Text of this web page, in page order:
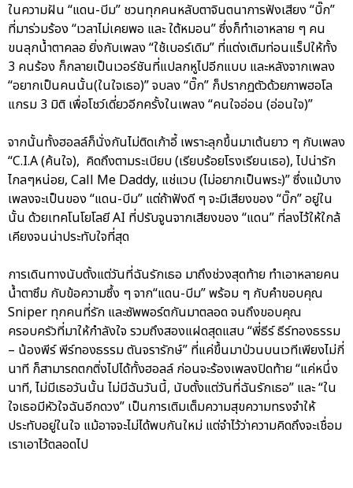
ในความฝัน “แดน-บีม” ชวนทุกคนหลับตาจินตนาการฟังเสียง “บิ๊ก”
ที่มาร่วมร้อง “เวลาไม่เคยพอ และ ใต้หมอน” ซึ่งก็ทำเอาหลาย ๆ คน
ขนลุกน้ำตาคลอ ยิ่งกับเพลง “ใช้เบอร์เดิม” ที่แต่งเติมท่อนแร็ปให้ทั้ง
3 คนร้อง ก็กลายเป็นเวอร์ชันที่แปลกหูไปอีกแบบ และหลังจากเพลง
“อยากเป็นคนนั้น(ในใจเธอ)” จบลง “บิ๊ก” ก็ปรากฏตัวด้วยภาพฮอโล
แกรม 3 มิติ เพื่อโชว์เดี่ยวอีกครั้งในเพลง “คนใจอ่อน (อ่อนใจ)”
จากนั้นทั้งฮอลล์ก็นั่งกันไม่ติดเก้าอี้ เพราะลุกขึ้นมาเต้นยาว ๆ กับเพลง
“C.I.A (ค้นใจ), คิดถึงตามระเบียบ (เรียบร้อยโรงเรียนเธอ), ไปน่ารัก
ไกลๆหน่อย, Call Me Daddy, แช่แวบ (ไม่อยากเป็นพระ)” ซึ่งแม้บาง
เพลงจะเป็นของ “แดน-บีม” แต่ถ้าฟังดี ๆ จะมีเสียงของ “บิ๊ก” อยู่ใน
นั้น ด้วยเทคโนโยโลยี AI ที่ปรับจูนจากเสียงของ “แดน” ที่ลงไว้ให้ใกล้
เคียงจนน่าประทับใจที่สุด
การเดินทางนับตั้งแต่วันที่ฉันรักเธอ มาถึงช่วงสุดท้าย ทำเอาหลายคน
น้ำตาซึม กับข้อความซึ้ง ๆ จาก“แดน-บีม” พร้อม ๆ กับคำขอบคุณ
Sniper ทุกคนที่รัก และซัพพอร์ตกันมาตลอด จนถึงขอบคุณ
ครอบครัวที่มาให้กำลังใจ รวมถึงสองแฝดสุดแสบ “พี่ธีร์ ธีร์ทองธรรม
– น้องพีร์ พีร์ทองธรรม ตันจรารักษ์” ที่แค่ขึ้นมาป่วนบนเวทีเพียงไม่กี่
นาที ก็สามารถตกติ่งไปได้ทั้งฮอลล์ ก่อนจะร้องเพลงปิดท้าย “แค่หนึ่ง
นาที, ไม่มีเธอวันนั้น ไม่มีฉันวันนี้, นับตั้งแต่วันที่ฉันรักเธอ” และ “ใน
ใจเธอมีหัวใจฉันอีกดวง” เป็นการเติมเต็มความสุขความทรงจำให้
ประทับอยู่ในใจ แม้อาจจะไม่ได้พบกันใหม่ แต่จำไว้ว่าความคิดถึงจะเชื่อม
เราเอาไว้ตลอดไป